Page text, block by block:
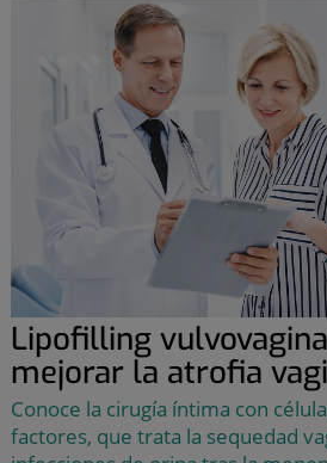
Lipofilling
mejorar la atrofia
Conoce la cirugía íntima con
factores, que trata la sequedad